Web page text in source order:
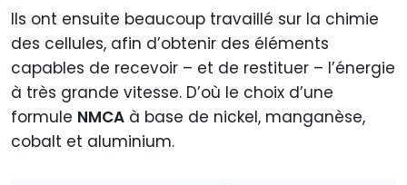
Ils ont ensuite beaucoup travaillé sur la chimie
des cellules, afin d’obtenir des éléments
capables de recevoir – et de restituer – l’énergie
à très grande vitesse. D’où le choix d’une
formule NMCA à base de nickel, manganèse,
cobalt et aluminium.